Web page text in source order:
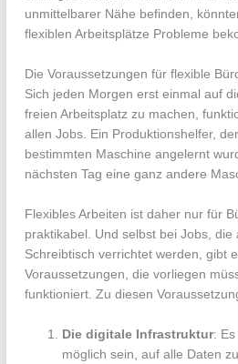
unmittelbarer Nähe befinden,
flexiblen Arbeitsplätze Probleme
Die Voraussetzungen für flexible
Sich jeden Morgen erst einmal auf
freien Arbeitsplatz zu machen,
allen Jobs. Ein Produktionshelfer,
bestimmten Maschine angelernt
nächsten Tag eine ganz andere
Flexibles Arbeiten ist daher nur für
praktikabel. Und selbst bei Jobs, die
Schreibtisch verrichtet werden, gibt
Voraussetzungen, die vorliegen
funktioniert. Zu diesen
Die digitale Infrastruktur:
möglich sein, auf alle Daten